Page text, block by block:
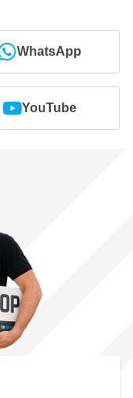
WhatsApp
YouTube